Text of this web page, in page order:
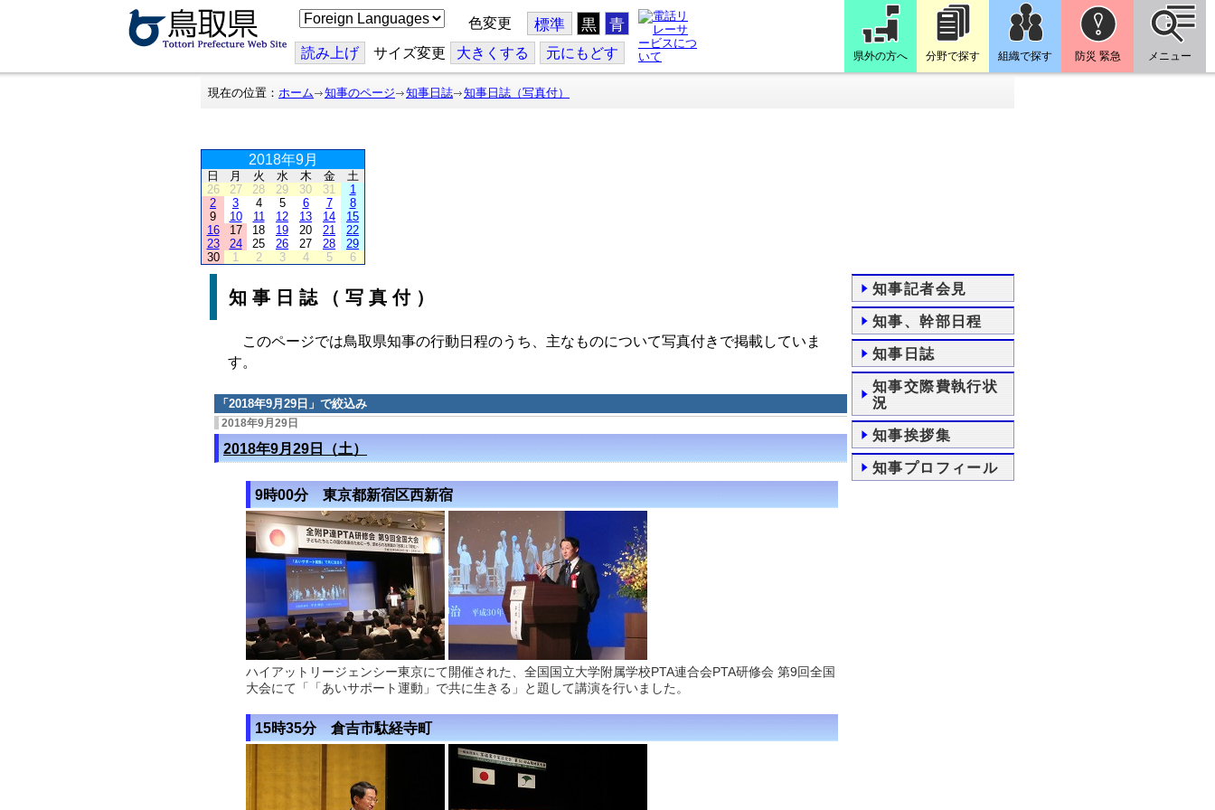
こ
の
ジ
を
翻
色変更 標準 黒 青
読み上げ サイズ変更 大きくする 元にもどす 県外の方へ 分野で探す 組織で探す 防災 緊急 メニュー
現在の位置： ホーム 知事のページ 知事日誌 知事日誌（写真付）
2018年9月
日 月 火 水 木 金
土
26
27 28 29 30 31
1
2
3 4 5 6 7
8
9
10 11 12 13 14
15
16
17 18 19 20 21
22
23
24 25 26 27 28
29
30
1 2 3 4 5 6
知事日誌（写真付）
このページでは鳥取県知事の行動日程のうち、主なものについて写真付きで掲載していま
す。
「 2018年9月29日 」で絞込み
2018年9月29日
2018年9月29日（土）
9時00分 東京都新宿区西新宿
ハイアットリージェンシー東京にて開催された、全国国立大学附属学校PTA連合会PTA研修会 第9回全国
大会にて「「あいサポート運動」で共に生きる」と題して講演を行いました。
15時35分 倉吉市駄経寺町
知事記者会見
知事、幹部日程
知事日誌
知事交際費執行状
況
知事挨拶集
知事プロフィール